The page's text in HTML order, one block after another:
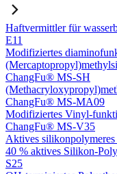
Haftvermittler für
E11
Modifiziertes
ChangFu® MS-SH
ChangFu® MS-MA09
Modifiziertes Vinyl-
ChangFu® MS-V35
Aktives
40 % aktives Silikon-
S25